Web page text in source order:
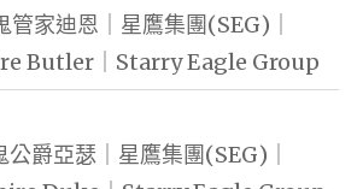
家迪恩｜星鷹集團(SEG)｜
Butler｜Starry Eagle Group
爵亞瑟｜星鷹集團(SEG)｜